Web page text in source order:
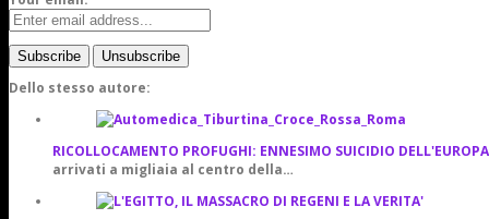
Dello stesso autore:
RICOLLOCAMENTO PROFUGHI: ENNESIMO SUICIDIO DELL'EUROPA
arrivati a migliaia al centro della…